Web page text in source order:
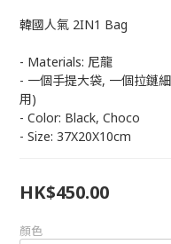
韓國人氣 2IN1 Bag
- Materials: 尼龍
- 一個手提大袋, 一個拉鏈
用)
- Color: Black, Choco
- Size: 37X20X10cm
HK$450.00
顏色